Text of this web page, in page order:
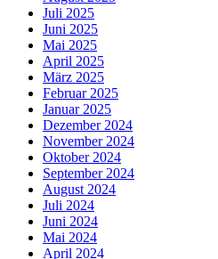
Juli 2025
Juni 2025
Mai 2025
April 2025
März 2025
Februar 2025
Januar 2025
Dezember 2024
November 2024
Oktober 2024
September 2024
August 2024
Juli 2024
Juni 2024
Mai 2024
April 2024